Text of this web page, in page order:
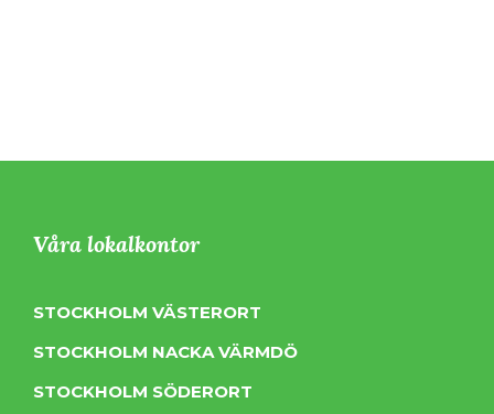
Våra lokalkontor
STOCKHOLM VÄSTERORT
STOCKHOLM NACKA VÄRMDÖ
STOCKHOLM SÖDERORT